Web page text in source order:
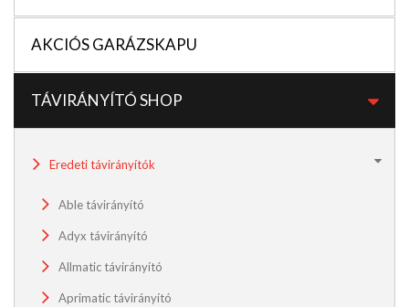
AKCIÓS GARÁZSKAPU
TÁVIRÁNYÍTÓ SHOP
Eredeti távirányítók
Able távirányító
Adyx távirányító
Allmatic távirányító
Aprimatic távirányító